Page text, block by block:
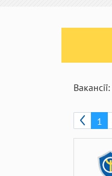
Вакансії:
1